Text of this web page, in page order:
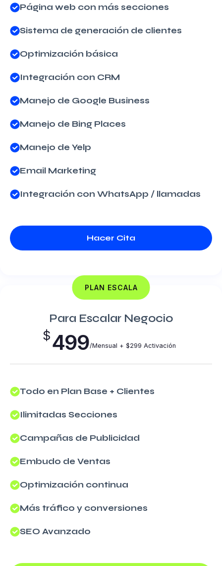
Página web con más secciones
Sistema de generación de clientes
Optimización básica
Integración con CRM
Manejo de Google Business
Manejo de Bing Places
Manejo de Yelp
Email Marketing
Integración con WhatsApp / llamadas
Hacer Cita
PLAN ESCALA
Para Escalar Negocio
$ 499/Mensual + $299 Activación
Todo en Plan Base + Clientes
Ilimitadas Secciones
Campañas de Publicidad
Embudo de Ventas
Optimización continua
Más tráfico y conversiones
SEO Avanzado